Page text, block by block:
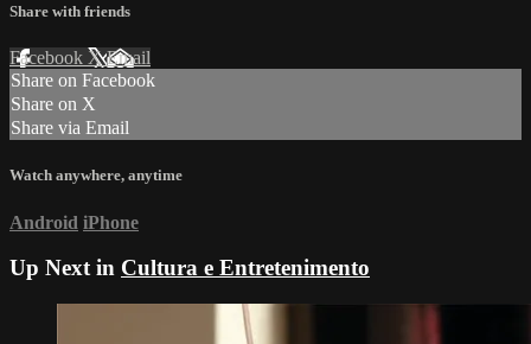
Share with friends
Facebook XEmail
Share on Facebook
Share on X
Share via Email
Watch anywhere, anytime
Android iPhone
Up Next in Cultura e Entretenimento